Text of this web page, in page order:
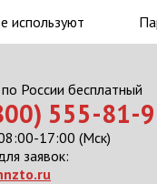
используют
России бесплатный
555-81-
17:00 (Мск)
заявок: